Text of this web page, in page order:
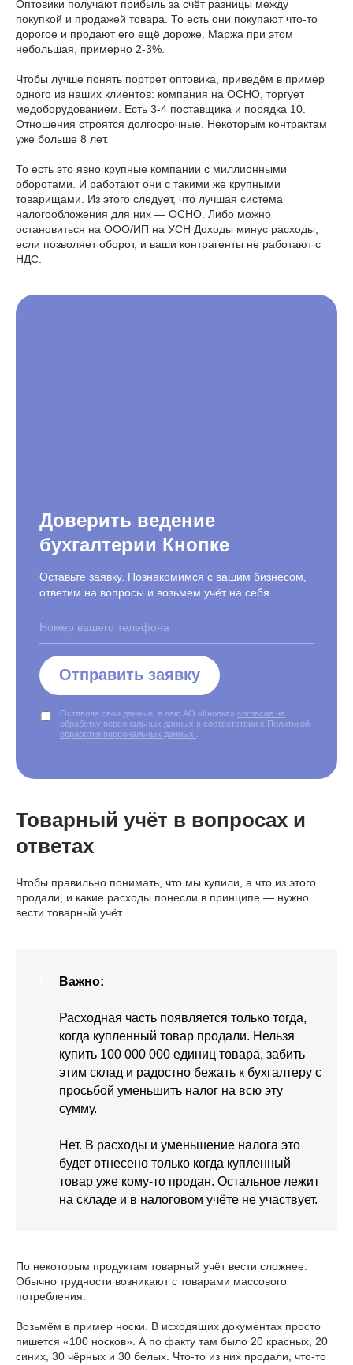
Оптовики получают прибыль за счёт разницы между
покупкой и продажей товара. То есть они покупают что-то
дорогое и продают его ещё дороже. Маржа при этом
небольшая, примерно 2-3%.
Чтобы лучше понять портрет оптовика, приведём в пример
одного из наших клиентов: компания на ОСНО, торгует
медоборудованием. Есть 3-4 поставщика и порядка 10.
Отношения строятся долгосрочные. Некоторым контрактам
уже больше 8 лет.
То есть это явно крупные компании с миллионными
оборотами. И работают они с такими же крупными
товарищами. Из этого следует, что лучшая система
налогообложения для них — ОСНО. Либо можно
остановиться на ООО/ИП на УСН Доходы минус расходы,
если позволяет оборот, и ваши контрагенты не работают с
НДС.
Доверить ведение
бухгалтерии Кнопке
Оставьте заявку. Познакомимся с вашим бизнесом,
ответим на вопросы и возьмем учёт на себя.
Отправить заявку
Оставляя свои данные, я даю АО «Кнопка» согласие на
обработку персональных данных в соответствии с Политикой
обработки персональных данных
Товарный учёт в вопросах и
ответах
Чтобы правильно понимать, что мы купили, а что из этого
продали, и какие расходы понесли в принципе — нужно
вести товарный учёт.
Важно:
Расходная часть появляется только тогда,
когда купленный товар продали. Нельзя
купить 100 000 000 единиц товара, забить
этим склад и радостно бежать к бухгалтеру с
просьбой уменьшить налог на всю эту
сумму.
Нет. В расходы и уменьшение налога это
будет отнесено только когда купленный
товар уже кому-то продан. Остальное лежит
на складе и в налоговом учёте не участвует.
По некоторым продуктам товарный учёт вести сложнее.
Обычно трудности возникают с товарами массового
потребления.
Возьмём в пример носки. В исходящих документах просто
пишется «100 носков». А по факту там было 20 красных, 20
синих, 30 чёрных и 30 белых. Что-то из них продали, что-то